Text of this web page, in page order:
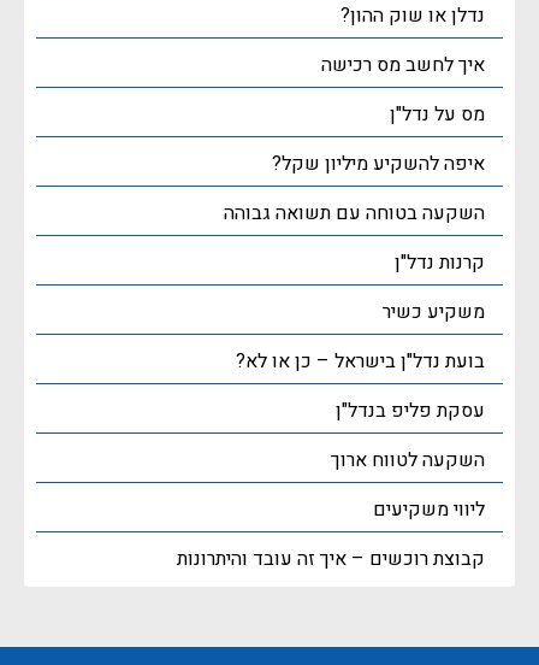
נדלן או שוק ההון?
איך לחשב מס רכישה
מס על נדל"ן
איפה להשקיע מיליון שקל?
השקעה בטוחה עם תשואה גבוהה
קרנות נדל"ן
משקיע כשיר
בועת נדל"ן בישראל – כן או לא?
עסקת פליפ בנדל"ן
השקעה לטווח ארוך
ליווי משקיעים
קבוצת רוכשים – איך זה עובד והיתרונות